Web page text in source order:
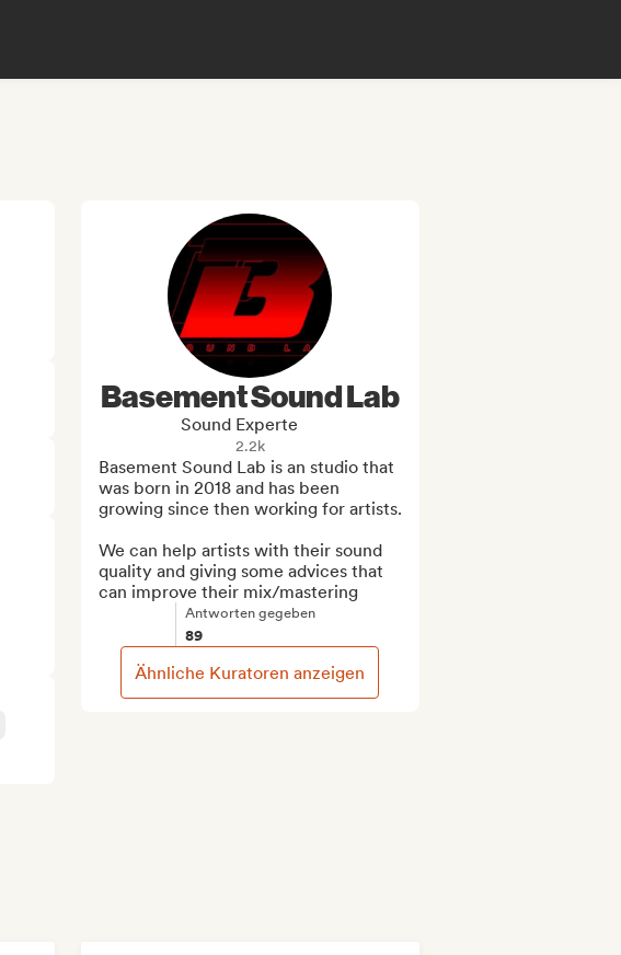
Basement Sound Lab
Sound Experte
2.2k
Basement Sound Lab is an studio that
was born in 2018 and has been
growing since then working for artists.
We can help artists with their sound
quality and giving some advices that
can improve their mix/mastering
Antworten gegeben
89
Ähnliche Kuratoren anzeigen